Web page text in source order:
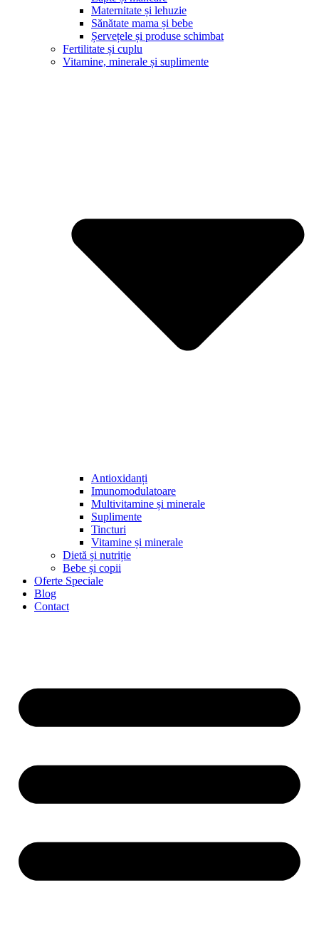
Maternitate și lehuzie
Sănătate mama și bebe
Șervețele și produse schimbat
Fertilitate și cuplu
Vitamine, minerale și suplimente
Antioxidanți
Imunomodulatoare
Multivitamine și minerale
Suplimente
Tincturi
Vitamine și minerale
Dietă și nutriție
Bebe și copii
Oferte Speciale
Blog
Contact